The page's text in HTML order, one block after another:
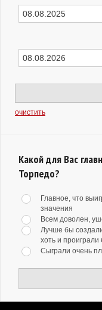
очистить
Какой для Вас
Торпедо?
Главное, что
значения
Всем доволен,
Лучше бы
хоть и проиграли
Сыграли очень